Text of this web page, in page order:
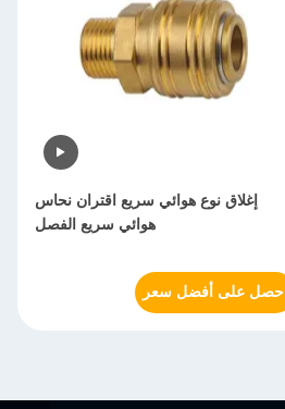
إغلاق نوع هوائي سريع اقتران نحاس
هوائي سريع الفصل
احصل على أفضل سعر